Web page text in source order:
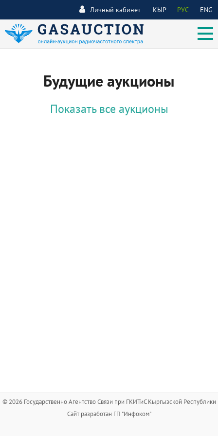
КЫР РУС ENG
Личный кабинет
Будущие аукционы
Показать все аукционы
© 2026 Государственно Агентство Связи при ГКИТиС Кыргызской Республики
Сайт разработан ГП "Инфоком"